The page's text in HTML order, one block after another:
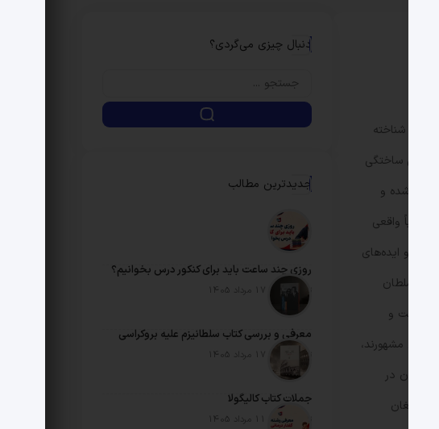
شناخته
ساختگی
شده و
واقعی
و ایده‌های
سلطان
زده است و
مشهورند،
به قلم زدن در
به ارمغان
دنبال چیزی می‌گردی؟
جدیدترین مطالب
روزی چند ساعت باید برای کنکور درس بخوانیم؟
تاریخ انتشار: 17 مرداد 1405
معرفی و بررسی کتاب سلطانیزم علیه بروکراسی
تاریخ انتشار: 17 مرداد 1405
جملات کتاب کالیگولا
تاریخ انتشار: 11 مرداد 1405